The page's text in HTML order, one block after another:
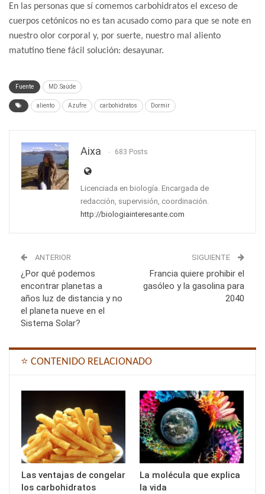
En las personas que sí comemos carbohidratos el exceso de
cuerpos cetónicos no es tan acusado como para que se note en
nuestro olor corporal y, por suerte, nuestro mal aliento
matutino tiene fácil solución: desayunar.
Fuente MD.Saúde
aliento Azufre carbohidratos Dormir
Aixa 683 Posts
Licenciada en biología. Encargada de
redacción, supervisión, coordinación.
http://biologiainteresante.com
ANTERIOR
¿Por qué podemos
encontrar planetas a
años luz de distancia y no
el planeta nueve en el
Sistema Solar?
SIGUIENTE
Francia quiere prohibir el
gasóleo y la gasolina para
2040
⭐ CONTENIDO RELACIONADO
Las ventajas de congelar
los carbohidratos
La molécula que explica
la vida